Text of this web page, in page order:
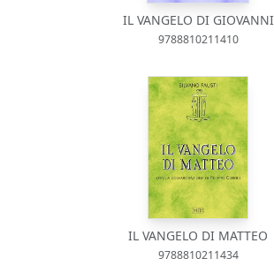
IL VANGELO DI GIOVANNI
9788810211410
IL VANGELO DI MATTEO
9788810211434